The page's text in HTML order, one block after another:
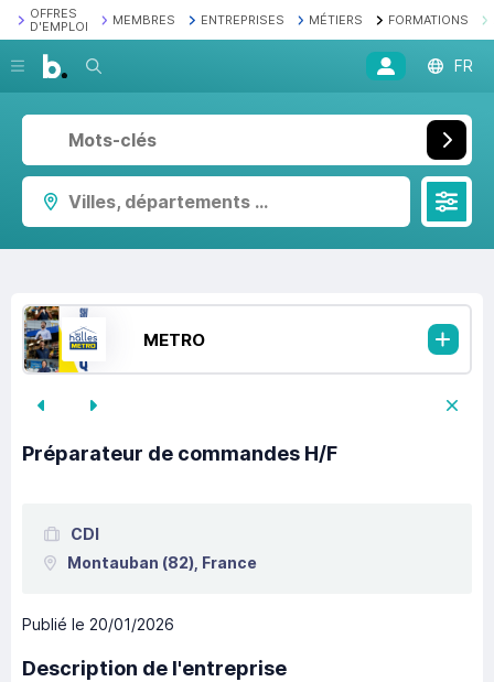
OFFRES
D'EMPLOI
MEMBRES ENTREPRISES MÉTIERS FORMATIONS
Recherche FR
Villes, départements ...
METRO
Préparateur de commandes H/F
CDI
Montauban (82), France
Publié le 20/01/2026
Description de l'entreprise